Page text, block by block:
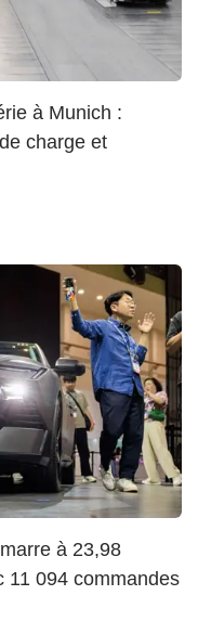
à Munich :
charge et
à 23,98
11 094 commandes